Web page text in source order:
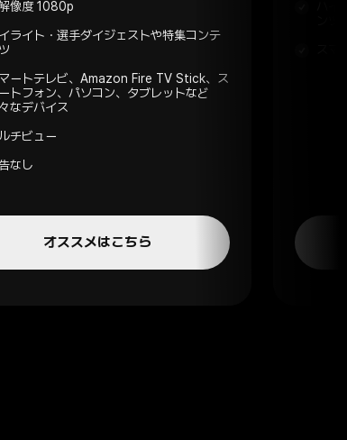
像度 1080p
ライト・選手ダイジェストや特集コンテ
ートテレビ、Amazon Fire TV Stick、ス
トフォン、パソコン、タブレットなど
なデバイス
チビュー
なし
オススメはこちら